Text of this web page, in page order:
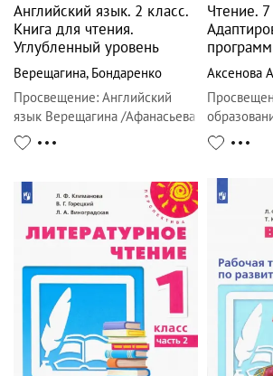
Английский язык. 2 класс.
Книга для чтения.
Углубленный уровень
Верещагина, Бондаренко
Просвещение: Английский
язык Верещагина /Афанасьева
Чтение.
Аксенова